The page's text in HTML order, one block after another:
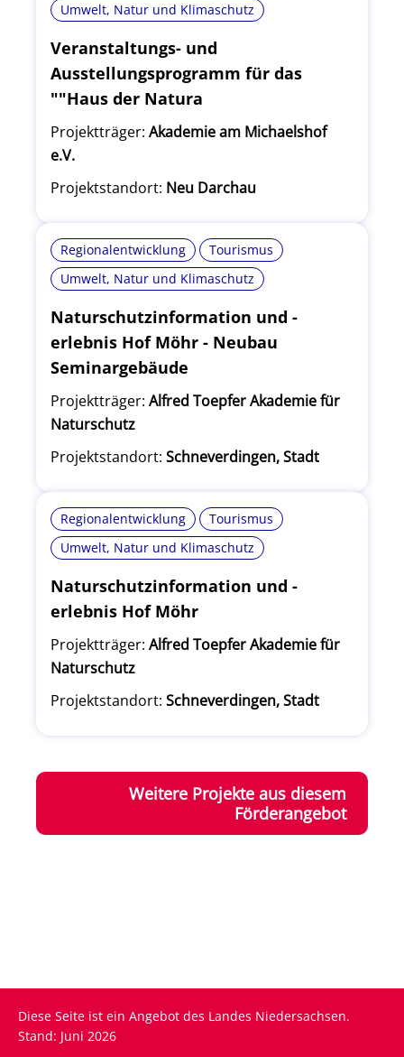
Umwelt, Natur und Klimaschutz
Veranstaltungs- und
Ausstellungsprogramm für das
""Haus der Natura
Projektträger: Akademie am Michaelshof
e.V.
Projektstandort: Neu Darchau
Regionalentwicklung
Tourismus
Umwelt, Natur und Klimaschutz
Naturschutzinformation und -
erlebnis Hof Möhr - Neubau
Seminargebäude
Projektträger: Alfred Toepfer Akademie für
Naturschutz
Projektstandort: Schneverdingen, Stadt
Regionalentwicklung
Tourismus
Umwelt, Natur und Klimaschutz
Naturschutzinformation und -
erlebnis Hof Möhr
Projektträger: Alfred Toepfer Akademie für
Naturschutz
Projektstandort: Schneverdingen, Stadt
Weitere Projekte aus diesem
Förderangebot
Diese Seite ist ein Angebot des Landes Niedersachsen.
Stand: Juni 2026